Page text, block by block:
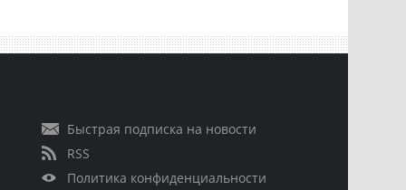
Быстрая подписка на новости
RSS
Политика конфиденциальности